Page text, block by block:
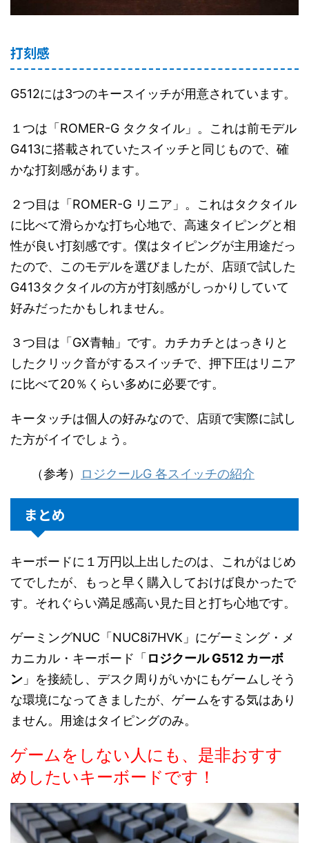
打刻感
G512には3つのキースイッチが用意されています。
１つは「ROMER-G タクタイル」。これは前モデル
G413に搭載されていたスイッチと同じもので、確
かな打刻感があります。
２つ目は「ROMER-G リニア」。これはタクタイル
に比べて滑らかな打ち心地で、高速タイピングと相
性が良い打刻感です。僕はタイピングが主用途だっ
たので、このモデルを選びましたが、店頭で試した
G413タクタイルの方が打刻感がしっかりしていて
好みだったかもしれません。
３つ目は「GX青軸」です。カチカチとはっきりと
したクリック音がするスイッチで、押下圧はリニア
に比べて20％くらい多めに必要です。
キータッチは個人の好みなので、店頭で実際に試し
た方がイイでしょう。
（参考） ロジクールG 各スイッチの紹介
まとめ
キーボードに１万円以上出したのは、これがはじめ
てでしたが、もっと早く購入しておけば良かったで
す。それぐらい満足感高い見た目と打ち心地です。
ゲーミングNUC「NUC8i7HVK」にゲーミング・メ
カニカル・キーボード「ロジクール G512 カーボ
ン 」を接続し、デスク周りがいかにもゲームしそう
な環境になってきましたが、ゲームをする気はあり
ません。用途はタイピングのみ。
ゲームをしない人にも、是非おすす
めしたいキーボードです！